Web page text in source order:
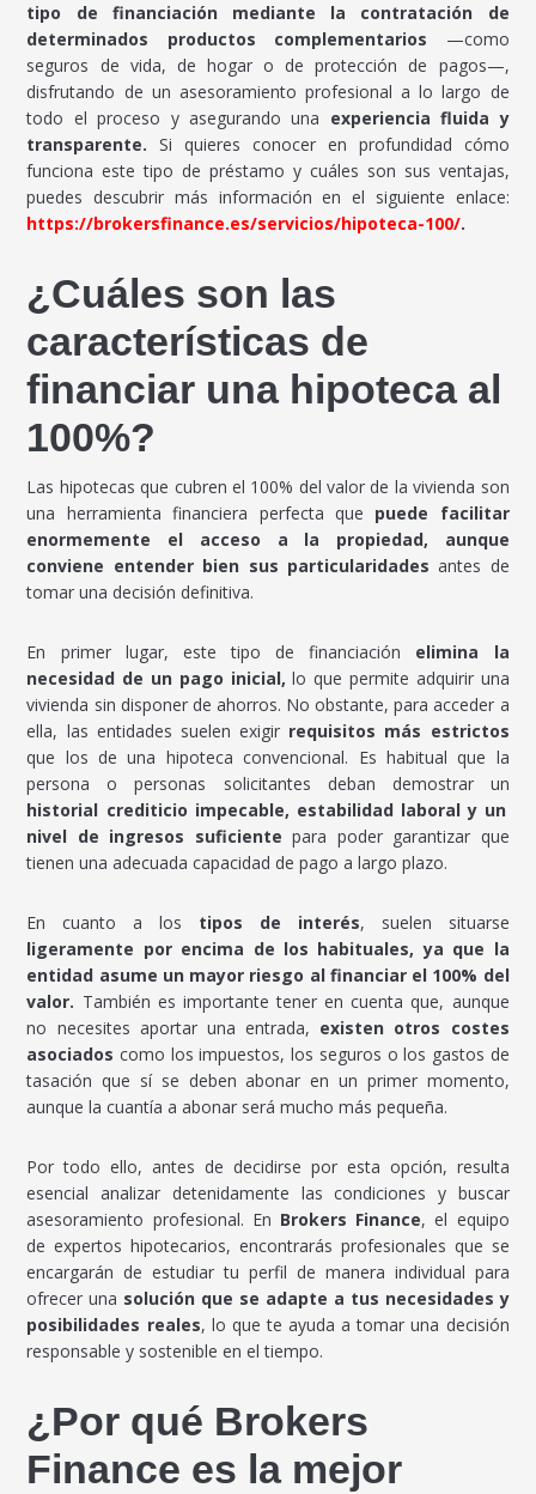
tipo de financiación mediante la contratación de
determinados productos complementarios —como
seguros de vida, de hogar o de protección de pagos—,
disfrutando de un asesoramiento profesional a lo largo de
todo el proceso y asegurando una experiencia fluida y
transparente. Si quieres conocer en profundidad cómo
funciona este tipo de préstamo y cuáles son sus ventajas,
puedes descubrir más información en el siguiente enlace:
https://brokersfinance.es/servicios/hipoteca-100/.
¿Cuáles son las
características de
financiar una hipoteca al
100%?
Las hipotecas que cubren el 100% del valor de la vivienda son
una herramienta financiera perfecta que puede facilitar
enormemente el acceso a la propiedad, aunque
conviene entender bien sus particularidades antes de
tomar una decisión definitiva.
En primer lugar, este tipo de financiación elimina la
necesidad de un pago inicial, lo que permite adquirir una
vivienda sin disponer de ahorros. No obstante, para acceder a
ella, las entidades suelen exigir requisitos más estrictos
que los de una hipoteca convencional. Es habitual que la
persona o personas solicitantes deban demostrar un
historial crediticio impecable, estabilidad laboral y un
nivel de ingresos suficientepara poder garantizar que
tienen una adecuada capacidad de pago a largo plazo.
En cuanto a los tipos de interés, suelen situarse
ligeramente por encima de los habituales, ya que la
entidad asume un mayor riesgo al financiar el 100% del
valor. También es importante tener en cuenta que, aunque
no necesites aportar una entrada, existen otros costes
asociadoscomo los impuestos, los seguros o los gastos de
tasación que sí se deben abonar en un primer momento,
aunque la cuantía a abonar será mucho más pequeña.
Por todo ello, antes de decidirse por esta opción, resulta
esencial analizar detenidamente las condiciones y buscar
asesoramiento profesional. En Brokers Finance, el equipo
de expertos hipotecarios, encontrarás profesionales que se
encargarán de estudiar tu perfil de manera individual para
ofrecer una solución que se adapte a tus necesidades y
posibilidades reales, lo que te ayuda a tomar una decisión
responsable y sostenible en el tiempo.
¿Por qué Brokers
Finance es la mejor